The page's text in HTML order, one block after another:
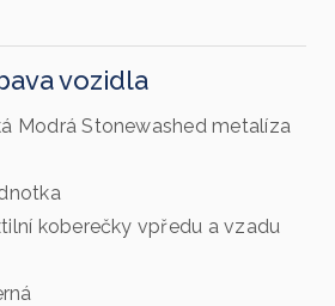
vozidla
Modrá Stonewashed metalíza
koberečky vpředu a vzadu